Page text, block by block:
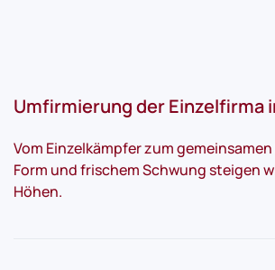
Umfirmierung der Einzelfirma
Vom Einzelkämpfer zum
Form und frischem Schwung steigen
Höhen.